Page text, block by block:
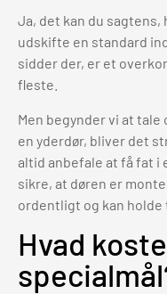
Ja, det kan du
udskifte en standard
sidder der, er et
fleste.
Men begynder vi at
en yderdør, bliver det
altid anbefale at få fat i
sikre, at døren er
ordentligt og kan holde
Hvad